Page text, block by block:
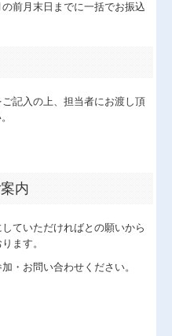
前月末日までに一括でお振込
記入の上、担当者にお渡し頂
内
ていただければとの願いから
ます。
・お問い合わせください。